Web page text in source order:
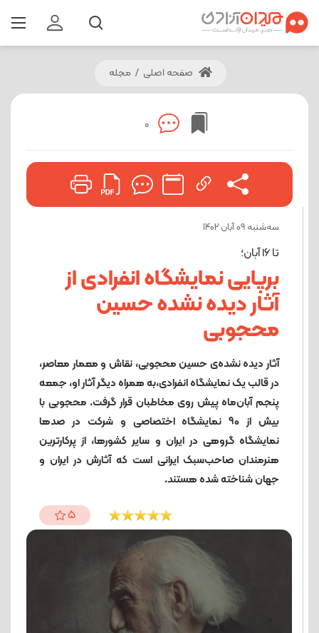
صفحه اصلی / مجله
0
ﺳﻪشنبه 09 آبان 1402
تا 16 آبان؛
برپایی نمایشگاه انفرادی از
آثار دیده نشده حسین
محجوبی
آثار دیده نشده‌ی حسین محجوبی، نقاش و معمار معاصر،
در قالب یک نمایشگاه انفرادی،به همراه دیگر آثار او، جمعه
پنجم آبان‌ماه پیش روی مخاطبان قرار گرفت. محجوبی با
بیش از 90 نمایشگاه اختصاصی و شرکت در صدها
نمایشگاه گروهی در ایران و سایر کشورها، از پرکارترین
هنرمندان صاحب‌سبک ایرانی است که آثارش در ایران و
جهان شناخته شده هستند.
5